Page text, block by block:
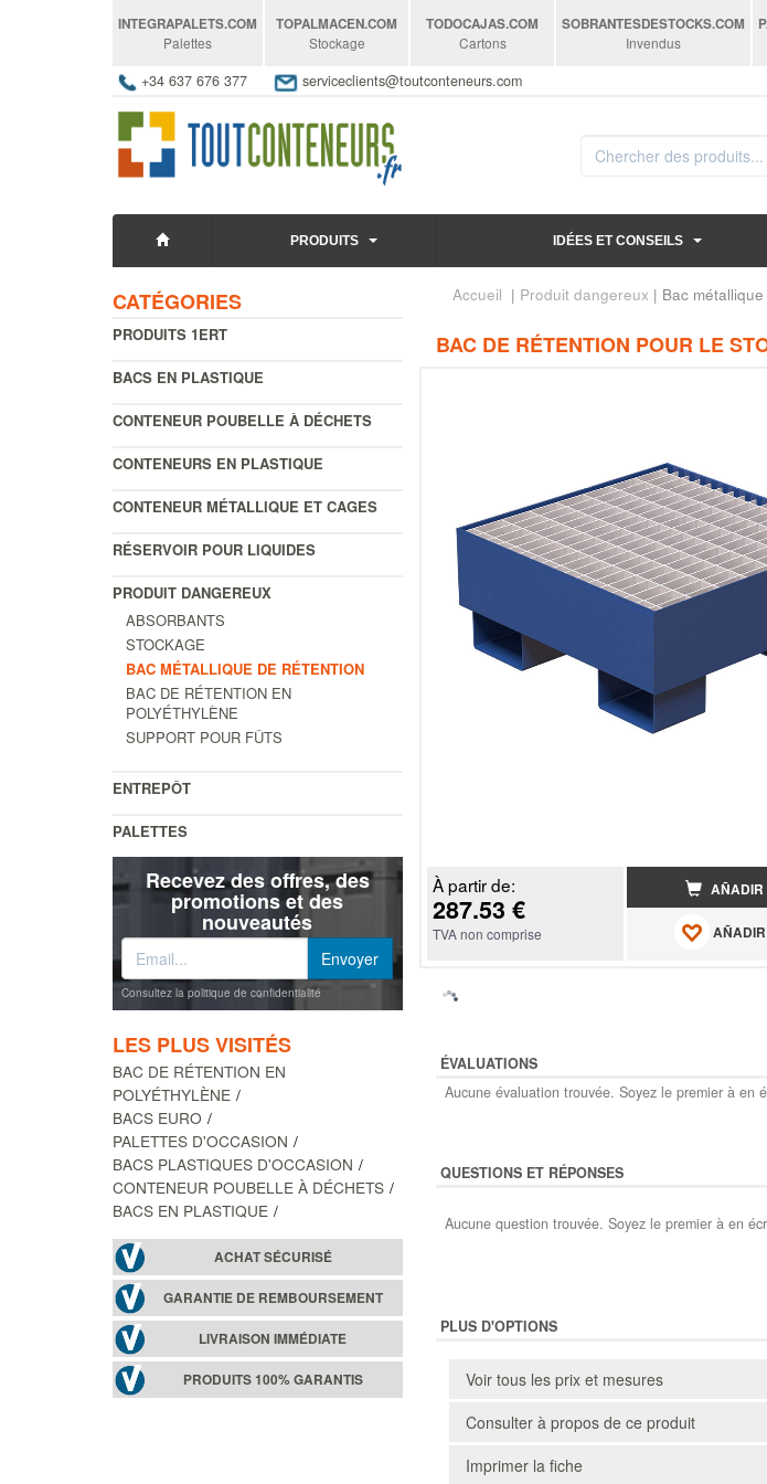
INTEGRAPALETS.COM
Palettes
TOPALMACEN.COM
Stockage
TODOCAJAS.COM
Cartons
SOBRANTESDESTOCKS.COM
Invendus
+34 637 676 377 serviceclients@toutconteneurs.com
PRODUITS IDÉES ET CONSEILS
CATÉGORIES
PRODUITS 1ERT
BACS EN PLASTIQUE
CONTENEUR POUBELLE À DÉCHETS
CONTENEURS EN PLASTIQUE
CONTENEUR MÉTALLIQUE ET CAGES
RÉSERVOIR POUR LIQUIDES
PRODUIT DANGEREUX
ABSORBANTS
STOCKAGE
BAC MÉTALLIQUE DE RÉTENTION
BAC DE RÉTENTION EN
POLYÉTHYLÈNE
SUPPORT POUR FÛTS
ENTREPÔT
PALETTES
Recevez des offres, des
promotions et des
nouveautés
Consultez la politique de confidentialité
LES PLUS VISITÉS
BAC DE RÉTENTION EN
POLYÉTHYLÈNE
BACS EURO
PALETTES D'OCCASION
BACS PLASTIQUES D'OCCASION
CONTENEUR POUBELLE À DÉCHETS
BACS EN PLASTIQUE
ACHAT SÉCURISÉ
GARANTIE DE REMBOURSEMENT
LIVRAISON IMMÉDIATE
PRODUITS 100% GARANTIS
Accueil | Produit dangereux | Bac
BAC DE RÉTENTION POUR LE
À partir de:
287.53 €
TVA non comprise
AÑADIR
AÑADIR
ÉVALUATIONS
Aucune évaluation trouvée. Soyez le premier à en
QUESTIONS ET RÉPONSES
Aucune question trouvée. Soyez le premier à en
PLUS D'OPTIONS
Voir tous les prix et mesures
Consulter à propos de ce produit
Imprimer la fiche